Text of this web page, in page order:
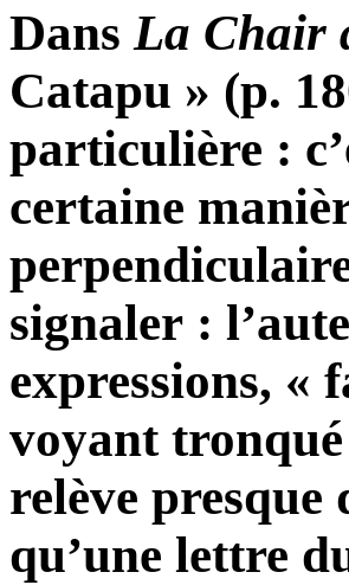
Dans La Chair
Catapu » (p.
particulière :
certaine
signaler :
expressions, «
voyant tronqué
relève presque
qu’une lettre